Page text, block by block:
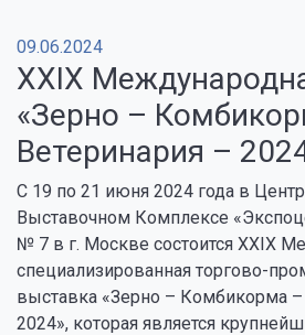
09.06.2024
XXIX
«Зерно –
Ветеринария –
С 19 по 21 июня 2024 года в
Выставочном Комплексе
№ 7 в г. Москве состоится XXIX
специализированная торгово-
выставка «Зерно – Комбикорма –
2024», которая является